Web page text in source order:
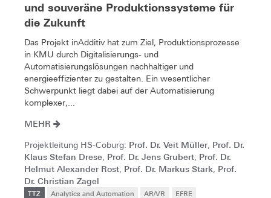
und souveräne Produktionssysteme für
die Zukunft
Das Projekt inAdditiv hat zum Ziel, Produktionsprozesse
in KMU durch Digitalisierungs- und
Automatisierungslösungen nachhaltiger und
energieeffizienter zu gestalten. Ein wesentlicher
Schwerpunkt liegt dabei auf der Automatisierung
komplexer,...
MEHR
Projektleitung HS-Coburg: Prof. Dr. Veit Müller, Prof. Dr.
Klaus Stefan Drese, Prof. Dr. Jens Grubert, Prof. Dr.
Helmut Alexander Rost, Prof. Dr. Markus Stark, Prof.
Dr. Christian Zagel
TTZ Analytics and Automation AR/VR EFRE